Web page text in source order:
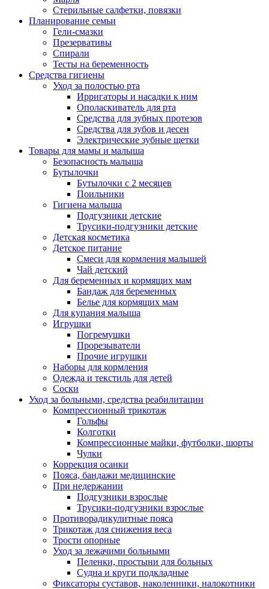
Стерильные салфетки, повязки
Планирование семьи
Гели-смазки
Презервативы
Спирали
Тесты на беременность
Средства гигиены
Уход за полостью рта
Ирригаторы и насадки к ним
Ополаскиватель для рта
Средства для зубных протезов
Средства для зубов и десен
Электрические зубные щетки
Товары для мамы и малыша
Безопасность малыша
Бутылочки
Бутылочки с 2 месяцев
Поильники
Гигиена малыша
Подгузники детские
Трусики-подгузники детские
Детская косметика
Детское питание
Смеси для кормления малышей
Чай детский
Для беременных и кормящих мам
Бандаж для беременных
Белье для кормящих мам
Для купания малыша
Игрушки
Погремушки
Прорезыватели
Прочие игрушки
Наборы для кормления
Одежда и текстиль для детей
Соски
Уход за больными, средства реабилитации
Компрессионный трикотаж
Гольфы
Колготки
Компрессионные майки, футболки, шорты
Чулки
Коррекция осанки
Пояса, бандажи медицинские
При недержании
Подгузники взрослые
Трусики-подгузники взрослые
Противорадикулитные пояса
Трикотаж для снижения веса
Трости опорные
Уход за лежачими больными
Пеленки, простыни для больных
Судна и круги подкладные
Фиксаторы суставов, наколенники, налокотники